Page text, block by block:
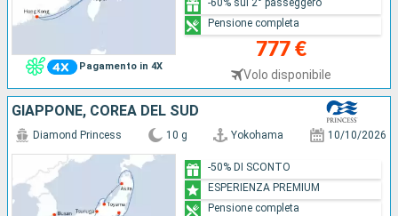
Pagamento in 4X
777 €
Volo disponibile
-60% sul 2° passeggero
Pensione completa
GIAPPONE, COREA DEL SUD
Diamond Princess 10 g Yokohama 10/10/2026
-50% DI SCONTO
ESPERIENZA PREMIUM
Pensione completa